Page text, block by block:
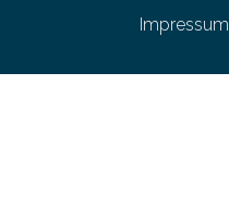
Impressum